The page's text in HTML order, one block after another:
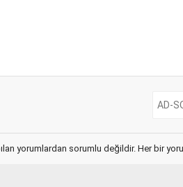
yorumlardan sorumlu değildir. Her bir